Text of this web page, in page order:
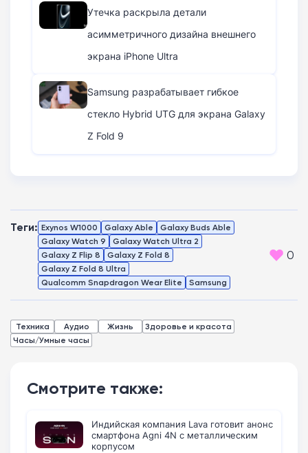
Утечка раскрыла детали
асимметричного дизайна внешнего
экрана iPhone Ultra
Samsung разрабатывает гибкое
стекло Hybrid UTG для экрана Galaxy
Z Fold 9
Теги: Exynos W1000 Galaxy Able
Galaxy Buds Able
Galaxy Watch 9
Galaxy Watch Ultra 2
Galaxy Z Flip 8
Galaxy Z Fold 8
Galaxy Z Fold 8 Ultra
Qualcomm Snapdragon Wear Elite
Samsung
0
Техника Аудио Жизнь
Здоровье и красота
Часы/Умные часы
Смотрите также:
Индийская компания Lava готовит анонс
смартфона Agni 4N с металлическим
корпусом